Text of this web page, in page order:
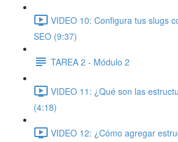
VIDEO 10: Configura tus slugs
SEO (9:37)
TAREA 2 - Módulo 2
VIDEO 11: ¿Qué son las
(4:18)
VIDEO 12: ¿Cómo agregar